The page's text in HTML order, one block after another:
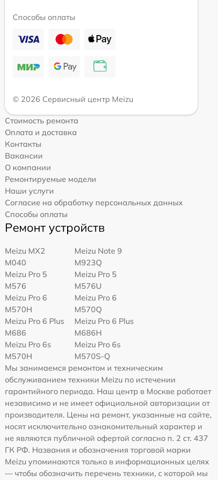
Способы оплаты
© 2026 Сервисный центр Meizu
Стоимость ремонта
Оплата и доставка
Контакты
Вакансии
О компании
Ремонтируемые модели
Наши услуги
Согласие на обработку персональных данных
Способы оплаты
Ремонт устройств
Meizu MX2
M040
Meizu Note 9
M923Q
Meizu Pro 5
M576
Meizu Pro 5
M576U
Meizu Pro 6
M570H
Meizu Pro 6
M570Q
Meizu Pro 6 Plus
M686
Meizu Pro 6 Plus
M686H
Meizu Pro 6s
M570H
Meizu Pro 6s
M570S-Q
Мы занимаемся ремонтом и техническим
обслуживанием техники Meizu по истечении
гарантийного периода. Наш центр в Москве работает
независимо и не имеет официальной авторизации от
производителя. Цены на ремонт, указанные на сайте,
носят исключительно ознакомительный характер и
не являются публичной офертой согласно п. 2 ст. 437
ГК РФ. Названия и обозначения торговой марки
Meizu упоминаются только в информационных целях
— чтобы обозначить перечень техники, с которой мы